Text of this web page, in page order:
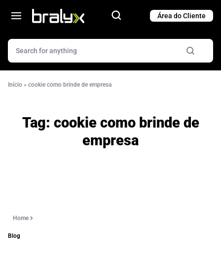
Início » cookie como brinde de empresa
Tag: cookie como brinde de
empresa
Home
Blog